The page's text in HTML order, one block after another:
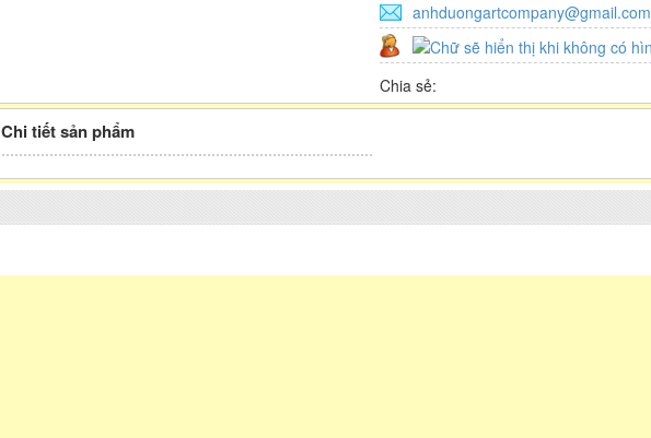
anhduongartcompany@gmail.com
Chia sẻ:
Chi tiết sản phẩm